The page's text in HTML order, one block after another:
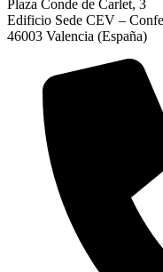
Plaza Conde de Carlet, 3
Edificio Sede CEV –
46003 Valencia (España)